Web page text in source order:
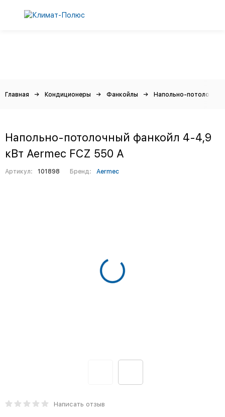
Главная Кондиционеры Фанкойлы Напольно-
Напольно-потолочный фанкойл 4-4,9
кВт Aermec FCZ 550 A
Артикул: 101898 Бренд: Aermec
Написать отзыв